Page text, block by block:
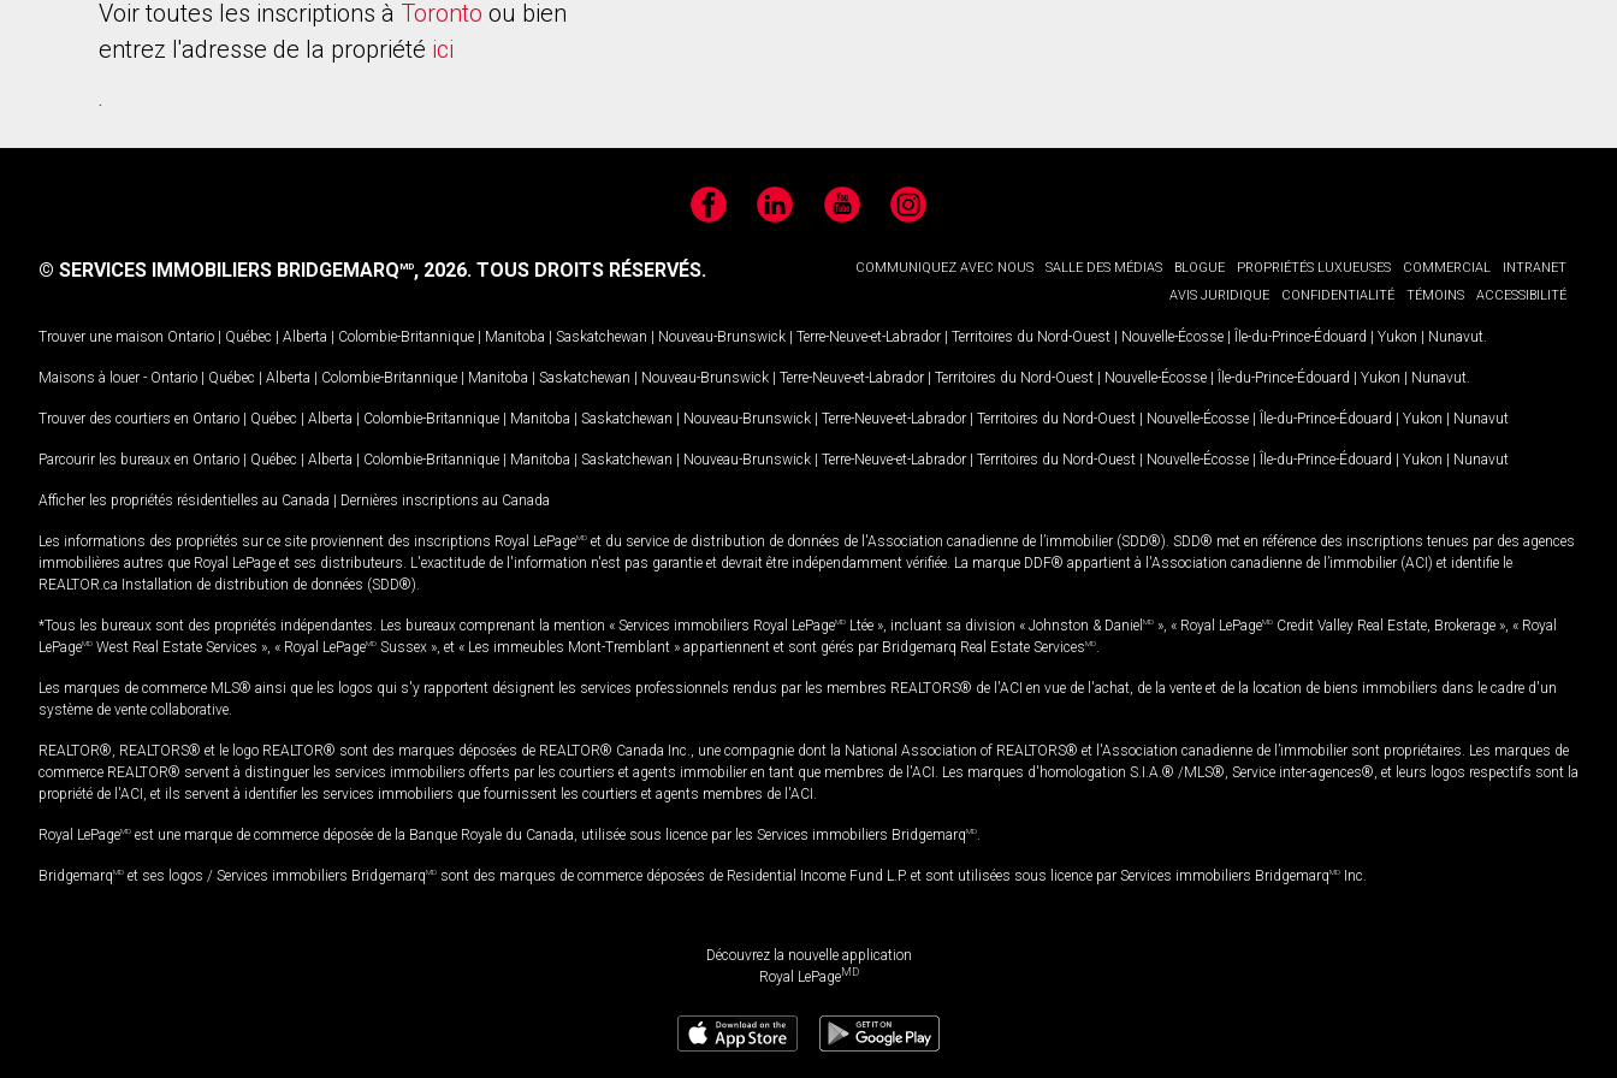
Voir toutes les inscriptions à Toronto ou bien
entrez l'adresse de la propriété ici
.
FacebookLinkedIn YouTubeInstagram
COMMUNIQUEZ AVEC NOUS SALLE DES MÉDIAS BLOGUE PROPRIÉTÉS LUXUEUSES COMMERCIAL
INTRANET
AVIS JURIDIQUE
CONFIDENTIALITÉ TÉMOINS ACCESSIBILITÉ
© SERVICES IMMOBILIERS BRIDGEMARQMD, 2026. TOUS DROITS RÉSERVÉS.
Trouver une maison Ontario | Québec | Alberta | Colombie-Britannique | Manitoba | Saskatchewan | Nouveau-Brunswick | Terre-Neuve-et-Labrador | Territoires du Nord-Ouest | Nouvelle-Écosse | Île-du-Prince-Édouard | Yukon | Nunavut
Maisons à louer - Ontario | Québec | Alberta | Colombie-Britannique | Manitoba | Saskatchewan | Nouveau-Brunswick | Terre-Neuve-et-Labrador | Territoires du Nord-Ouest | Nouvelle-Écosse | Île-du-Prince-Édouard | Yukon | Nunavut
Trouver des courtiers en Ontario | Québec | Alberta | Colombie-Britannique | Manitoba | Saskatchewan | Nouveau-Brunswick | Terre-Neuve-et-Labrador | Territoires du Nord-Ouest | Nouvelle-Écosse | Île-du-Prince-Édouard | Yukon | Nunavut
Parcourir les bureaux en Ontario | Québec | Alberta | Colombie-Britannique | Manitoba | Saskatchewan | Nouveau-Brunswick | Terre-Neuve-et-Labrador | Territoires du Nord-Ouest | Nouvelle-Écosse | Île-du-Prince-Édouard | Yukon | Nunavut
Afficher les propriétés résidentielles au Canada | Dernières inscriptions au Canada
Les informations des propriétés sur ce site proviennent des inscriptions Royal LePageMD et du service de distribution de données de l'Association canadienne de l’immobilier (SDD®). SDD® met en référence des inscriptions tenues par des agences
immobilières autres que Royal LePage et ses distributeurs. L'exactitude de l'information n'est pas garantie et devrait être indépendamment vérifiée. La marque DDF® appartient à l'Association canadienne de l’immobilier (ACI) et identifie le
REALTOR.ca Installation de distribution de données (SDD®).
*Tous les bureaux sont des propriétés indépendantes. Les bureaux comprenant la mention « Services immobiliers Royal LePageMD Ltée », incluant sa division « Johnston & Daniel MD », « Royal LePageMD Credit Valley Real Estate, Brokerage », « Royal
LePageMD West Real Estate Services », « Royal LePageMD Sussex », et « Les immeubles Mont-Tremblant » appartiennent et sont gérés par Bridgemarq Real Estate ServicesMD
Les marques de commerce MLS® ainsi que les logos qui s'y rapportent désignent les services professionnels rendus par les membres REALTORS® de l'ACI en vue de l'achat, de la vente et de la location de biens immobiliers dans le cadre d'un
système de vente collaborative.
REALTOR®, REALTORS® et le logo REALTOR® sont des marques déposées de REALTOR® Canada Inc., une compagnie dont la National Association of REALTORS® et l'Association canadienne de l’immobilier sont propriétaires. Les marques de
commerce REALTOR® servent à distinguer les services immobiliers offerts par les courtiers et agents immobilier en tant que membres de l'ACI. Les marques d'homologation S.I.A.® /MLS®, Service inter-agences®, et leurs logos respectifs sont la
propriété de l'ACI, et ils servent à identifier les services immobiliers que fournissent les courtiers et agents membres de l'ACI.
Royal LePageMD est une marque de commerce déposée de la Banque Royale du Canada, utilisée sous licence par les Services immobiliers BridgemarqMD
BridgemarqMD et ses logos / Services immobiliers BridgemarqMD sont des marques de commerce déposées de Residential Income Fund L.P. et sont utilisées sous licence par Services immobiliers BridgemarqMD Inc.
Découvrez la nouvelle application
Royal LePageMD